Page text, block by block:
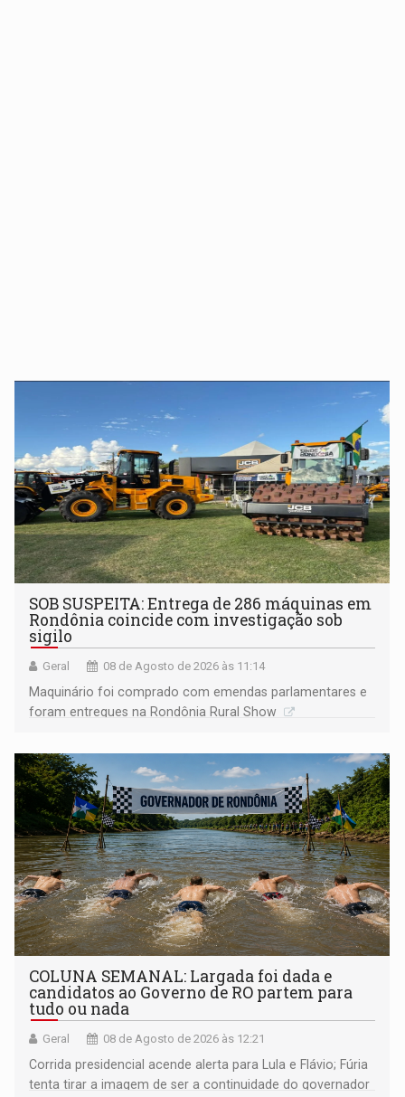
SOB SUSPEITA: Entrega de 286 máquinas em
Rondônia coincide com investigação sob
sigilo
Geral 08 de Agosto de 2026 às 11:14
Maquinário foi comprado com emendas parlamentares e
foram entregues na Rondônia Rural Show
COLUNA SEMANAL: Largada foi dada e
candidatos ao Governo de RO partem para
tudo ou nada
Geral 08 de Agosto de 2026 às 12:21
Corrida presidencial acende alerta para Lula e Flávio; Fúria
tenta tirar a imagem de ser a continuidade do governador